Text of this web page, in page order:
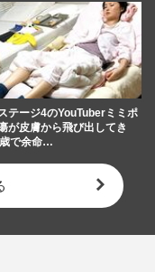
テージ4のYouTuberミミポ
が皮膚から飛び出してき
で余命…